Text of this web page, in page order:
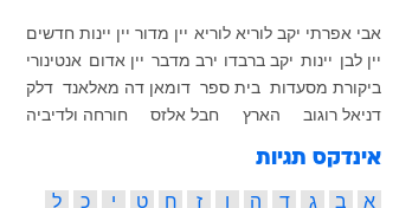
אבי אפרתי יקב לוריא לוריא יין מדור יין יינות חדשים
יין לבן יינות יקב ברבדו ירב מדבר יין אדום אנטינורי
ביקורת מסעדות בית ספר דומאן דה מאלאנד דלק
דניאל רוגוב
הארץ חבל אלזס חורחה ולדיביה
אינדקס תגיות
א ב ג ד ה ו ז ח ט י כ
ל